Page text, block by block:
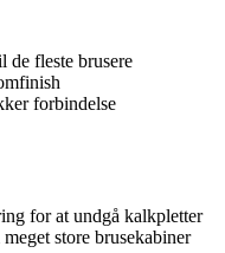
de fleste brusere
forbindelse
for at undgå kalkpletter
store brusekabiner